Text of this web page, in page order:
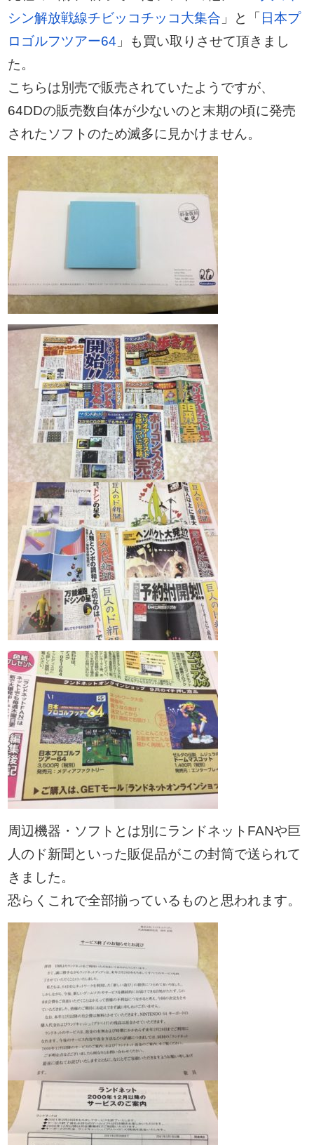
シン解放戦線チビッコチッコ大集合 」と「 日本プ
ロゴルフツアー64 」も買い取りさせて頂きまし
た。
こちらは別売で販売されていたようですが、
64DDの販売数自体が少ないのと末期の頃に発売
されたソフトのため滅多に見かけません。
周辺機器・ソフトとは別にランドネットFANや巨
人のド新聞といった販促品がこの封筒で送られて
きました。
恐らくこれで全部揃っているものと思われます。